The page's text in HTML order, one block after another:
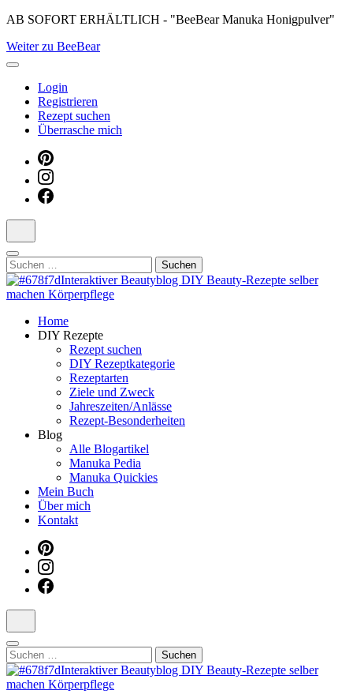
Skip
content
(Press
AB SOFORT ERHÄLTLICH - "BeeBear Manuka Honigpulver"
Weiter zu BeeBear
Login
Registrieren
Rezept suchen
Überrasche mich
Suchen
nach:
Manuka Magic – Natürlich schön:
Dein interaktiver DIY Beautyblog
Dein persönlicher interaktiver DIY Beautyblog
Home
DIY Rezepte
Rezept suchen
DIY Rezeptkategorie
Rezeptarten
Ziele und Zweck
Jahreszeiten/Anlässe
Rezept-Besonderheiten
Blog
Alle Blogartikel
Manuka Pedia
Manuka Quickies
Mein Buch
Über mich
Kontakt
Suchen
nach: